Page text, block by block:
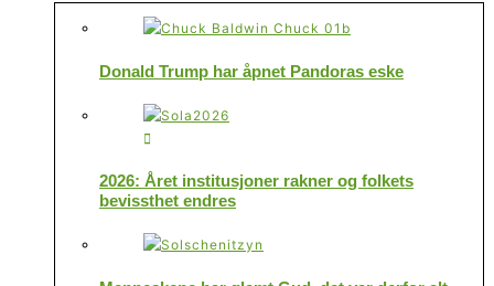
Donald Trump har åpnet Pandoras eske
2026: Året institusjoner rakner og folkets
bevissthet endres